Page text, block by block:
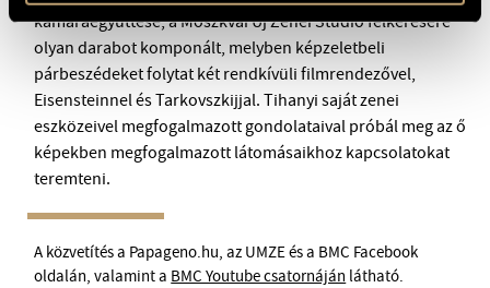
kamaraegyüttese, a Moszkvai Új Zenei Stúdió felkérésére
olyan darabot komponált, melyben képzeletbeli
párbeszédeket folytat két rendkívüli filmrendezővel,
Eisensteinnel és Tarkovszkijjal. Tihanyi saját zenei
eszközeivel megfogalmazott gondolataival próbál meg az ő
képekben megfogalmazott látomásaikhoz kapcsolatokat
teremteni.
A közvetítés a Papageno.hu, az UMZE és a BMC Facebook
oldalán, valamint a BMC Youtube csatornáján látható.